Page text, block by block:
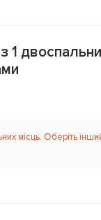
1
місць. Оберіть